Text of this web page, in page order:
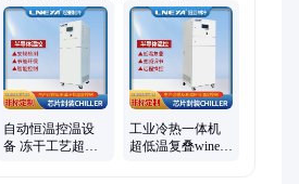
冷水机、高低温一体机、温控机、加热装
冷机、热流仪、试验箱、油温机、工业
自动恒温控温设
备 冻干工艺超低
工业冷热一体机
超低温复叠wine